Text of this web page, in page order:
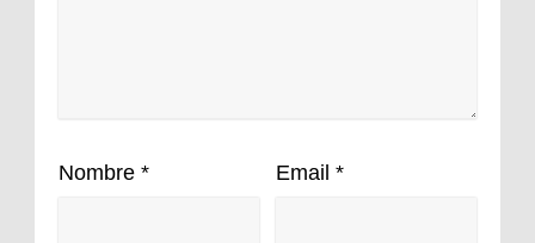
Nombre * Email *